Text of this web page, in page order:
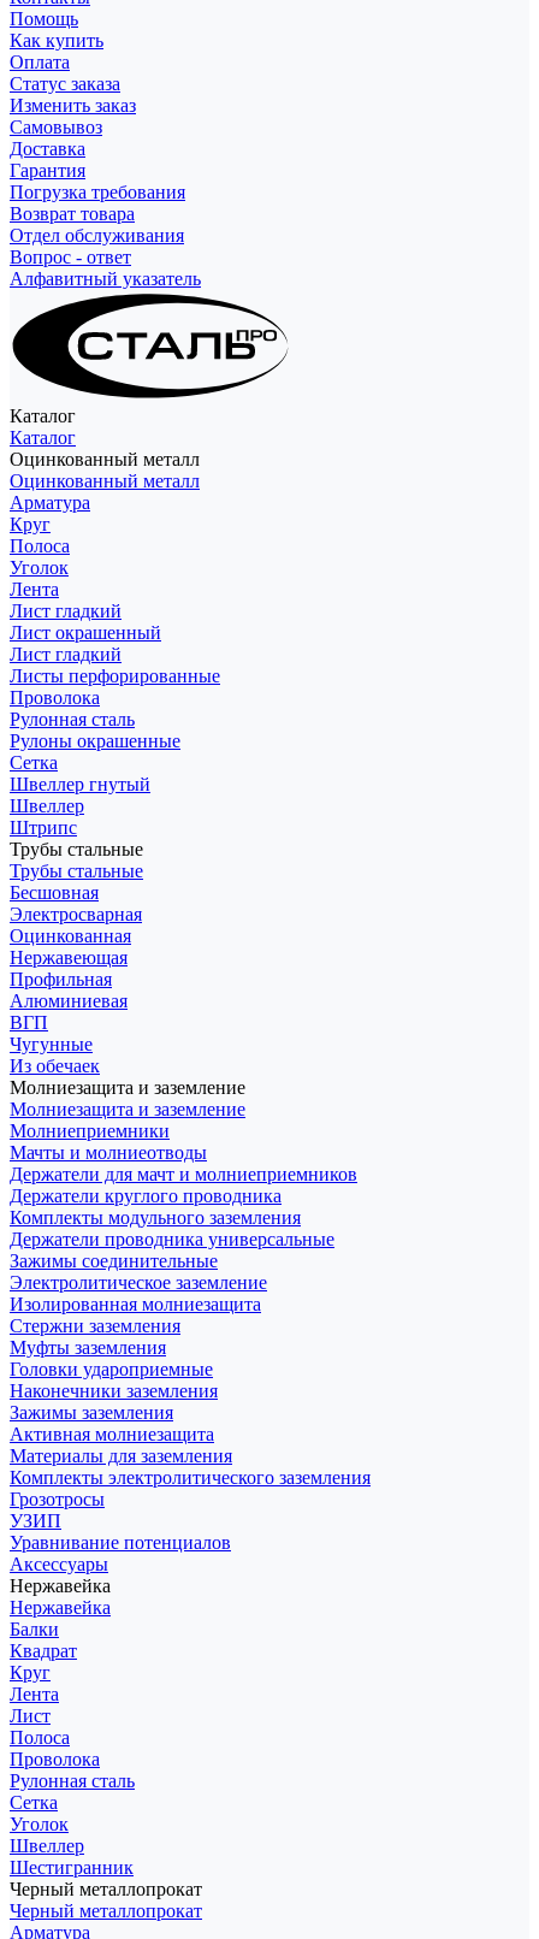
Помощь
Как купить
Оплата
Статус заказа
Изменить заказ
Самовывоз
Доставка
Гарантия
Погрузка требования
Возврат товара
Отдел обслуживания
Вопрос - ответ
Алфавитный указатель
Каталог
Каталог
Оцинкованный металл
Оцинкованный металл
Арматура
Круг
Полоса
Уголок
Лента
Лист гладкий
Лист окрашенный
Лист гладкий
Листы перфорированные
Проволока
Рулонная сталь
Рулоны окрашенные
Сетка
Швеллер гнутый
Швеллер
Штрипс
Трубы стальные
Трубы стальные
Бесшовная
Электросварная
Оцинкованная
Нержавеющая
Профильная
Алюминиевая
ВГП
Чугунные
Из обечаек
Молниезащита и заземление
Молниезащита и заземление
Молниеприемники
Мачты и молниеотводы
Держатели для мачт и молниеприемников
Держатели круглого проводника
Комплекты модульного заземления
Держатели проводника универсальные
Зажимы соединительные
Электролитическое заземление
Изолированная молниезащита
Стержни заземления
Муфты заземления
Головки удароприемные
Наконечники заземления
Зажимы заземления
Активная молниезащита
Материалы для заземления
Комплекты электролитического заземления
Грозотросы
УЗИП
Уравнивание потенциалов
Аксессуары
Нержавейка
Нержавейка
Балки
Квадрат
Круг
Лента
Лист
Полоса
Проволока
Рулонная сталь
Сетка
Уголок
Швеллер
Шестигранник
Черный металлопрокат
Черный металлопрокат
Арматура